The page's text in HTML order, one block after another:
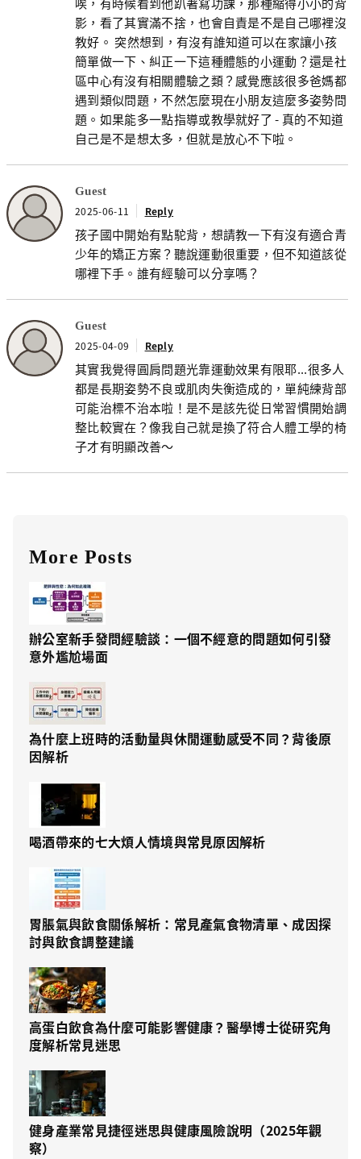
影，看了其實滿不捨，也會自責是不是自己哪裡沒
教好。 突然想到，有沒有誰知道可以在家讓小孩
簡單做一下、糾正一下這種體態的小運動？還是社
區中心有沒有相關體驗之類？感覺應該很多爸媽都
遇到類似問題，不然怎麼現在小朋友這麼多姿勢問
題。如果能多一點指導或教學就好了 - 真的不知道
自己是不是想太多，但就是放心不下啦。
Guest
2025-06-11 Reply
孩子國中開始有點駝背，想請教一下有沒有適合青
少年的矯正方案？聽說運動很重要，但不知道該從
哪裡下手。誰有經驗可以分享嗎？
Guest
2025-04-09 Reply
其實我覺得圓肩問題光靠運動效果有限耶...很多人
都是長期姿勢不良或肌肉失衡造成的，單純練背部
可能治標不治本啦！是不是該先從日常習慣開始調
整比較實在？像我自己就是換了符合人體工學的椅
子才有明顯改善～
More Posts
辦公室新手發問經驗談：一個不經意的問題如何引發
意外尷尬場面
為什麼上班時的活動量與休閒運動感受不同？背後原
因解析
喝酒帶來的七大煩人情境與常見原因解析
胃脹氣與飲食關係解析：常見產氣食物清單、成因探
討與飲食調整建議
高蛋白飲食為什麼可能影響健康？醫學博士從研究角
度解析常見迷思
健身產業常見捷徑迷思與健康風險說明（2025年觀
察）